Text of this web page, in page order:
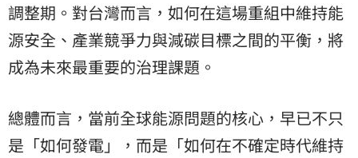
調整期。對台灣而言，如何在這場重組中維持能
源安全、產業競爭力與減碳目標之間的平衡，將
成為未來最重要的治理課題。
總體而言，當前全球能源問題的核心，早已不只
是「如何發電」，而是「如何在不確定時代維持